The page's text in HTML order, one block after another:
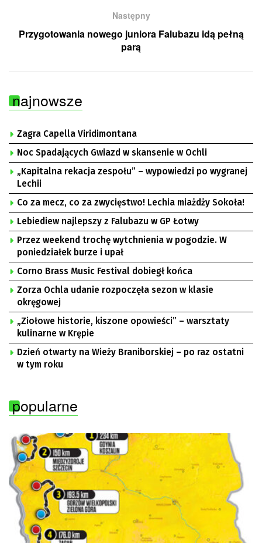
Następny
Przygotowania nowego juniora Falubazu idą pełną
parą
najnowsze
Zagra Capella Viridimontana
Noc Spadających Gwiazd w skansenie w Ochli
„Kapitalna rekacja zespołu” – wypowiedzi po wygranej
Lechii
Co za mecz, co za zwycięstwo! Lechia miażdży Sokoła!
Lebiediew najlepszy z Falubazu w GP Łotwy
Przez weekend trochę wytchnienia w pogodzie. W
poniedziałek burze i upał
Corno Brass Music Festival dobiegł końca
Zorza Ochla udanie rozpoczęła sezon w klasie
okręgowej
„Ziołowe historie, kiszone opowieści” – warsztaty
kulinarne w Krępie
Dzień otwarty na Wieży Braniborskiej – po raz ostatni
w tym roku
popularne